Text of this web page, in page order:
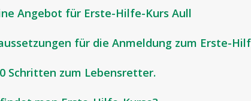
Angebot für Erste-Hilfe-Kurs Aull
für die Anmeldung zum Erste-
Schritten zum Lebensretter.